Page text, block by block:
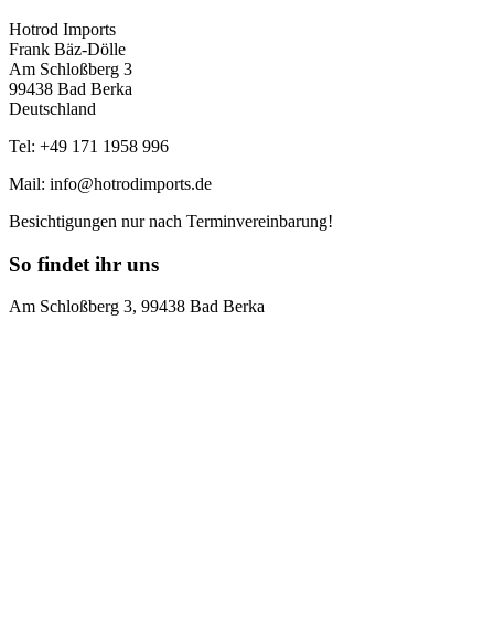
Hotrod Imports
Frank Bäz-Dölle
Am Schloßberg 3
99438 Bad Berka
Deutschland
Tel: +49 171 1958 996
Mail: info@hotrodimports.de
Besichtigungen nur nach Terminvereinbarung!
So findet ihr uns
Am Schloßberg 3, 99438 Bad Berka